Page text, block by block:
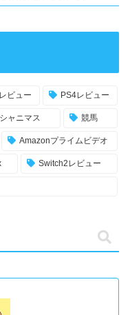
ビュー PS4レビュー
シャニマス 競馬
Amazonプライムビデオ
Switch2レビュー